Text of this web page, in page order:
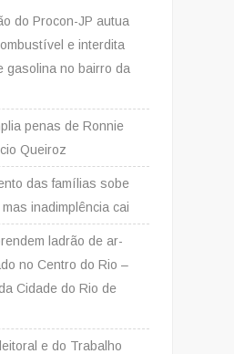
do Procon-JP autua
e interdita
gasolina no bairro da
penas de Ronnie
Queiroz
das famílias sobe
inadimplência cai
ladrão de ar-
no Centro do Rio –
Cidade do Rio de
e do Trabalho